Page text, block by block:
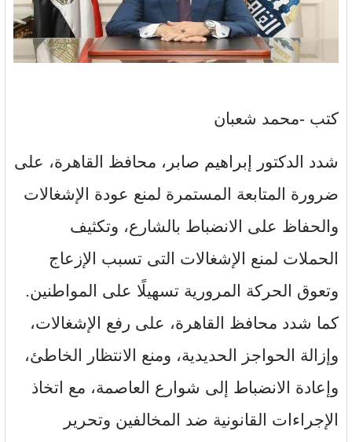
كتب -محمد شعبان
شدد الدكتور إبراهيم صابر، محافظ القاهرة، على
ضرورة المتابعة المستمرة لمنع عودة الإشغالات
والحفاظ على الانضباط بالشارع، وتكثيف
الحملات لمنع الإشغالات التى تسبب الإزعاج
وتعوق الحركة المرورية تسهيلًا على المواطنين.
كما شدد محافظ القاهرة، على رفع الإشغالات،
وإزالة الحواجز الحديدية، ومنع الانتظار الخاطئ،
وإعادة الانضباط إلى شوارع العاصمة، مع اتخاذ
الإجراءات القانونية ضد المخالفين وتحرير